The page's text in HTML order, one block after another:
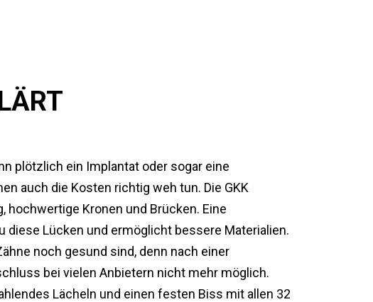
plötzlich ein Implantat oder sogar eine
auch die Kosten richtig weh tun. Die GKK
hochwertige Kronen und Brücken. Eine
Lücken und ermöglicht bessere Materialien.
noch gesund sind, denn nach einer
bei vielen Anbietern nicht mehr möglich.
Lächeln und einen festen Biss mit allen 32